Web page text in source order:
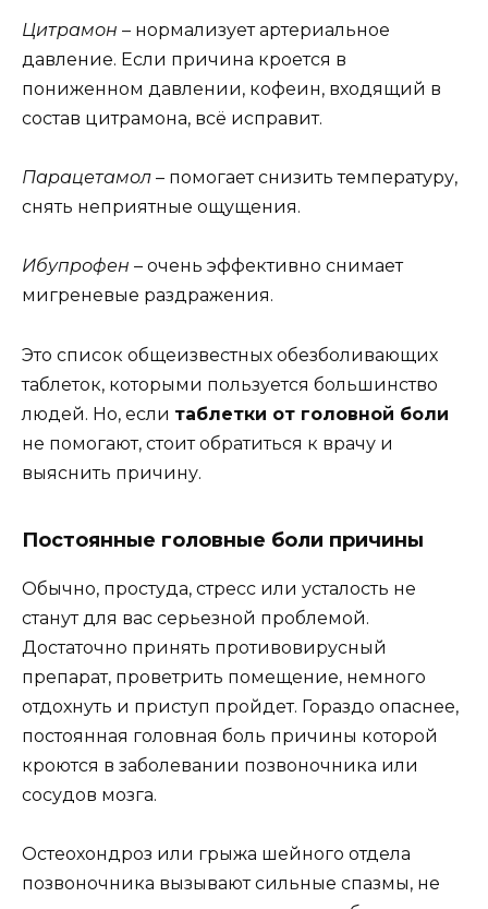
Цитрамон – нормализует артериальное
давление. Если причина кроется в
пониженном давлении, кофеин, входящий в
состав цитрамона, всё исправит.
Парацетамол – помогает снизить температуру,
снять неприятные ощущения.
Ибупрофен – очень эффективно снимает
мигреневые раздражения.
Это список общеизвестных обезболивающих
таблеток, которыми пользуется большинство
людей. Но, если таблетки от головной боли
не помогают, стоит обратиться к врачу и
выяснить причину.
Постоянные головные боли причины
Обычно, простуда, стресс или усталость не
станут для вас серьезной проблемой.
Достаточно принять противовирусный
препарат, проветрить помещение, немного
отдохнуть и приступ пройдет. Гораздо опаснее,
постоянная головная боль причины которой
кроются в заболевании позвоночника или
сосудов мозга.
Остеохондроз или грыжа шейного отдела
позвоночника вызывают сильные спазмы, не